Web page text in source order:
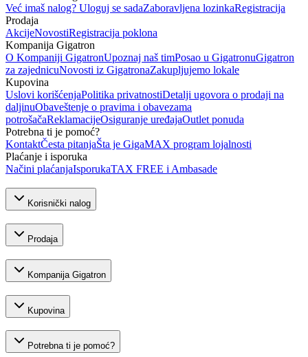
Već imaš nalog? Uloguj se sadaZaboravljena lozinkaRegistracija
Prodaja
AkcijeNovostiRegistracija poklona
Kompanija Gigatron
O Kompaniji GigatronUpoznaj naš timPosao u GigatronuGigatron
za zajednicuNovosti iz GigatronaZakupljujemo lokale
Kupovina
Uslovi korišćenjaPolitika privatnostiDetalji ugovora o prodaji na
daljinuObaveštenje o pravima i obavezama
potrošačaReklamacijeOsiguranje uređajaOutlet ponuda
Potrebna ti je pomoć?
KontaktČesta pitanjaŠta je GigaMAX program lojalnosti
Plaćanje i isporuka
Načini plaćanjaIsporukaTAX FREE i Ambasade
Korisnički nalog
Prodaja
Kompanija Gigatron
Kupovina
Potrebna ti je pomoć?